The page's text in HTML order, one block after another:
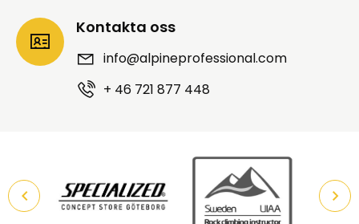
Kontakta oss
info@alpineprofessional.com
+ 46 721 877 448